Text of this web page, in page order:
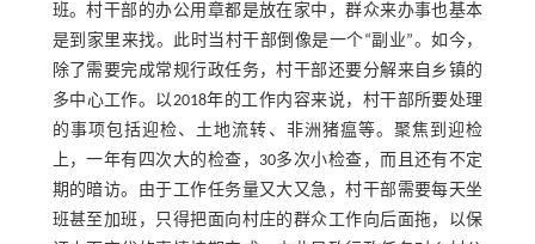
班。村干部的办公用章都是放在家中，群众来办事也基本
是到家里来找。此时当村干部倒像是一个“副业”。如今，
除了需要完成常规行政任务，村干部还要分解来自乡镇的
多中心工作。以2018年的工作内容来说，村干部所要处理
的事项包括迎检、土地流转、非洲猪瘟等。聚焦到迎检
上，一年有四次大的检查，30多次小检查，而且还有不定
期的暗访。由于工作任务量又大又急，村干部需要每天坐
班甚至加班，只得把面向村庄的群众工作向后面拖，以保